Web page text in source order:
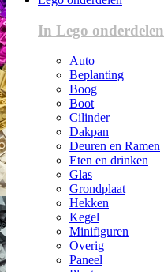
In Lego onderdelen
Auto
Beplanting
Boog
Boot
Cilinder
Dakpan
Deuren en Ramen
Eten en drinken
Glas
Grondplaat
Hekken
Kegel
Minifiguren
Overig
Paneel